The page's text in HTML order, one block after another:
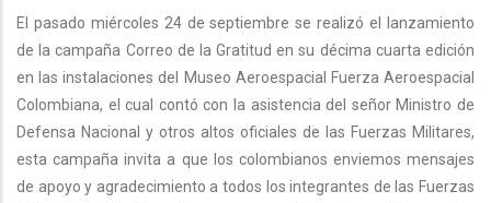
El pasado miércoles 24 de septiembre se realizó el lanzamiento
de la campaña Correo de la Gratitud en su décima cuarta edición
en las instalaciones del Museo Aeroespacial Fuerza Aeroespacial
Colombiana, el cual contó con la asistencia del señor Ministro de
Defensa Nacional y otros altos oficiales de las Fuerzas Militares,
esta campaña invita a que los colombianos enviemos mensajes
de apoyo y agradecimiento a todos los integrantes de las Fuerzas